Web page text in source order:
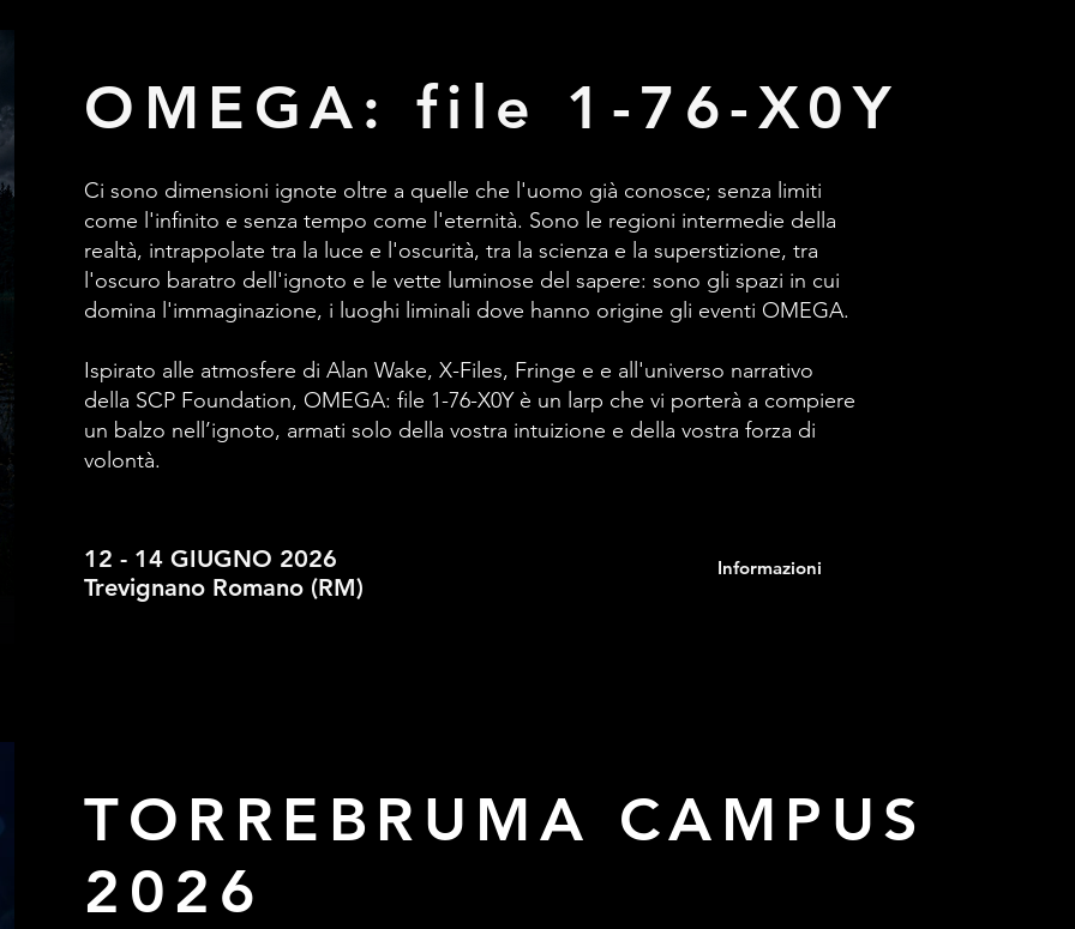
Ci sono dimensioni ignote oltre a quelle che l'uomo già conosce; senza limiti
come l'infinito e senza tempo come l'eternità. Sono le regioni intermedie della
realtà, intrappolate tra la luce e l'oscurità, tra la scienza e la superstizione, tra
l'oscuro baratro dell'ignoto e le vette luminose del sapere: sono gli spazi in cui
domina l'immaginazione, i luoghi liminali dove hanno origine gli eventi OMEGA.
Ispirato alle atmosfere di Alan Wake, X-Files, Fringe e e all'universo narrativo
della SCP Foundation, OMEGA: file 1-76-X0Y è un larp che vi porterà a compiere
un balzo nell’ignoto, armati solo della vostra intuizione e della vostra forza di
volontà.
12 - 14 GIUGNO 2026
Trevignano Romano (RM)
Informazioni
OMEGA: file 1-76-X0Y
TORREBRUMA CAMPUS
2026